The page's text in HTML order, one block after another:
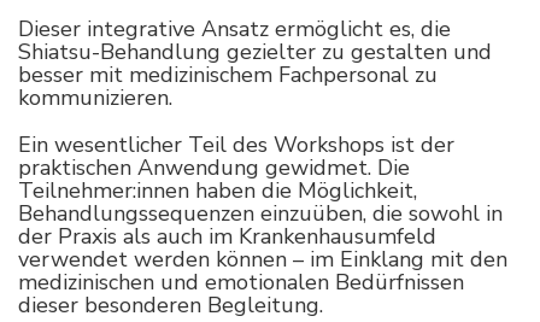
Dieser integrative Ansatz ermöglicht es, die
Shiatsu-Behandlung gezielter zu gestalten und
besser mit medizinischem Fachpersonal zu
kommunizieren.
Ein wesentlicher Teil des Workshops ist der
praktischen Anwendung gewidmet. Die
Teilnehmer:innen haben die Möglichkeit,
Behandlungssequenzen einzuüben, die sowohl in
der Praxis als auch im Krankenhausumfeld
verwendet werden können – im Einklang mit den
medizinischen und emotionalen Bedürfnissen
dieser besonderen Begleitung.